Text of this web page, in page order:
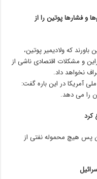
و فشارها پوتین را از
که ولادیمیر پوتین،
و مشکلات اقتصادی ناشی از
نخواهد داد.
آمریکا در این باره گفت:
را می دهد.
کرد
پس هیچ محموله نفتی از